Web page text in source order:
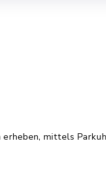
mittels